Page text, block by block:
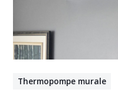
Thermopompe murale